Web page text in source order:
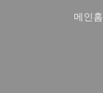
메인홈